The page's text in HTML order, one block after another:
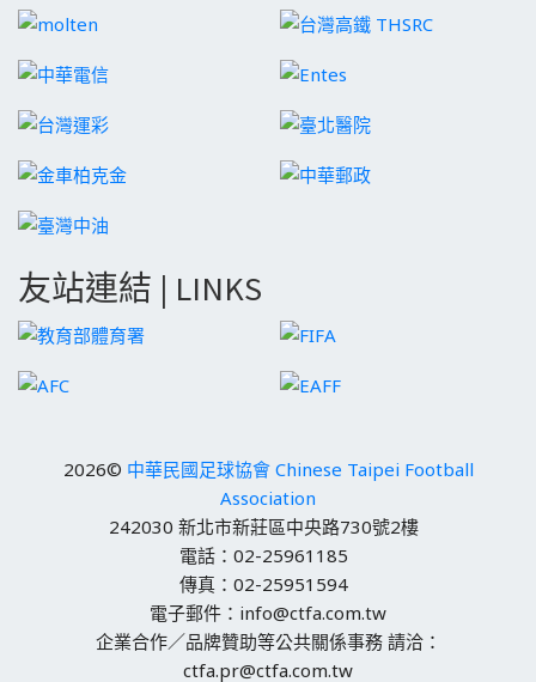
友站連結 | LINKS
2026© 中華民國足球協會 Chinese Taipei Football
Association
242030 新北市新莊區中央路730號2樓
電話：02-25961185
傳真：02-25951594
電子郵件：info@ctfa.com.tw
企業合作／品牌贊助等公共關係事務 請洽：
ctfa.pr@ctfa.com.tw